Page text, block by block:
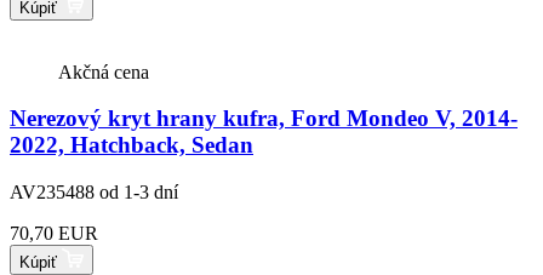
Kúpiť
Akčná cena
Nerezový kryt hrany kufra, Ford Mondeo V, 2014-
2022, Hatchback, Sedan
AV235488 od 1-3 dní
70,70 EUR
Kúpiť